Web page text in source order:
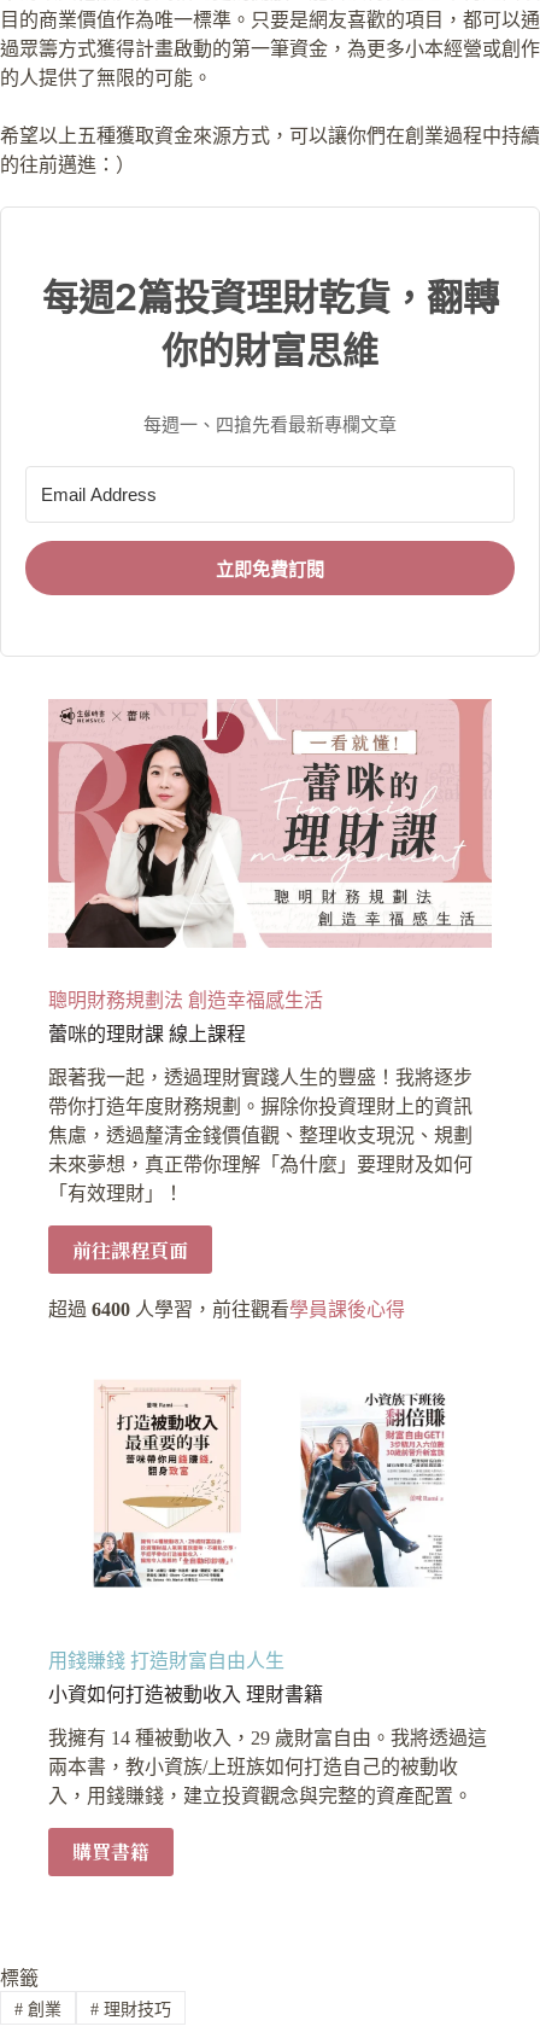
目的商業價值作為唯一標準。只要是網友喜歡的項目，都可以通
過眾籌方式獲得計畫啟動的第一筆資金，為更多小本經營或創作
的人提供了無限的可能。
希望以上五種獲取資金來源方式，可以讓你們在創業過程中持續
的往前邁進：）
每週2篇投資理財乾貨，翻轉
你的財富思維
每週一、四搶先看最新專欄文章
立即免費訂閱
聰明財務規劃法 創造幸福感生活
蕾咪的理財課 線上課程
跟著我一起，透過理財實踐人生的豐盛！我將逐步
帶你打造年度財務規劃。摒除你投資理財上的資訊
焦慮，透過釐清金錢價值觀、整理收支現況、規劃
未來夢想，真正帶你理解「為什麼」要理財及如何
「有效理財」！
前往課程頁面
超過6400 人學習，前往觀看學員課後心得
用錢賺錢 打造財富自由人生
小資如何打造被動收入 理財書籍
我擁有 14 種被動收入，29 歲財富自由。我將透過這
兩本書，教小資族/上班族如何打造自己的被動收
入，用錢賺錢，建立投資觀念與完整的資產配置。
購買書籍
標籤
#創業 #理財技巧